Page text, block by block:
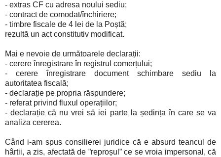
- extras CF cu adresa noului sediu;
- contract de comodat/închiriere;
- timbre fiscale de 4 lei de la Poștă;
rezultă un act constitutiv modificat.
Mai e nevoie de următoarele declarații:
- cerere înregistrare în registrul comerțului;
- cerere înregistrare document schimbare sediu la
autoritatea fiscală;
- declarație pe propria răspundere;
- referat privind fluxul operațiilor;
- declarație că nu vrei să iei parte la ședința în care se va
analiza cererea.
Când i-am spus consilierei juridice că e absurd teancul de
hârtii, a zis, afectată de ”reproșul” ce se vroia impersonal, că